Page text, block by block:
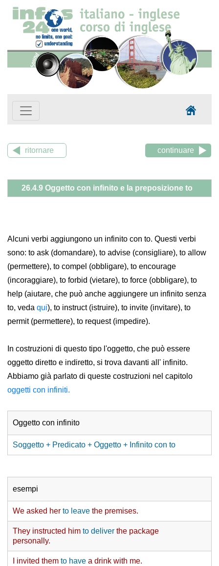
ritornare continuare
26.4.9 Oggetto con infinito e la preposizione to
Alcuni verbi aggiungono un infinito con to. Questi verbi
sono: to ask (domandare), to advise (consigliare), to allow
(permettere), to compel (obbligare), to encourage
(incoraggiare), to forbid (vietare), to force (obbligare), to
help (aiutare, che può anche aggiungere un infinito senza
to, veda qui), to instruct (istruire), to invite (invitare), to
permit (permettere), to request (impedire).
In costruzioni di questo tipo l'oggetto, che può essere
oggetto diretto e indiretto, si trova davanti all' infinito.
Abbiamo già parlato di queste costruzioni nel capitolo
oggetti con infiniti.
Oggetto con infinito
Soggetto + Predicato + Oggetto + Infinito con to
esempi
We asked her to leave the premises.
They instructed him to deliver the package
personally.
I invited them to have a drink with me.